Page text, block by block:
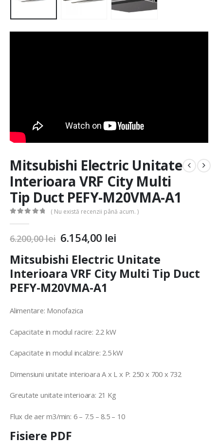
Mitsubishi Electric Unitate
Interioara VRF City Multi
Tip Duct PEFY-M20VMA-A1
( Nu există recenzii până acum. )
6.200,00lei 6.154,00 lei
Mitsubishi Electric Unitate
Interioara VRF City Multi Tip Duct
PEFY-M20VMA-A1
Alimentare: Monofazica
Capacitate in modul racire: 2.2 kW
Capacitate in modul incalzire: 2.5 kW
Dimensiuni unitate interioara A x L x P: 250 x 700 x 732
Greutate unitate interioara: 21 Kg
Flux de aer m3/min: 6 – 7.5 – 8.5 – 10
Fisiere PDF